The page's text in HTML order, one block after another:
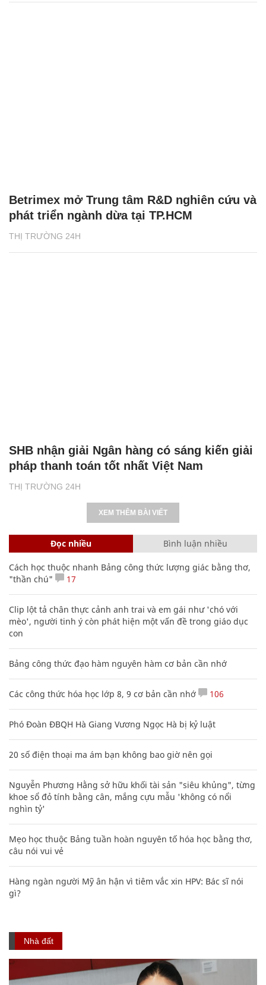
THỊ TRƯỜNG 24H
Betrimex mở Trung tâm R&D nghiên cứu và
phát triển ngành dừa tại TP.HCM
THỊ TRƯỜNG 24H
SHB nhận giải Ngân hàng có sáng kiến giải
pháp thanh toán tốt nhất Việt Nam
XEM THÊM BÀI VIẾT
Đọc nhiều Bình luận nhiều
Cách học thuộc nhanh Bảng công thức lượng giác bằng thơ,
"thần chú"
17
Clip lột tả chân thực cảnh anh trai và em gái như 'chó với
mèo', người tinh ý còn phát hiện một vấn đề trong giáo dục
con
Bảng công thức đạo hàm nguyên hàm cơ bản cần nhớ
Các công thức hóa học lớp 8, 9 cơ bản cần nhớ 106
Phó Đoàn ĐBQH Hà Giang Vương Ngọc Hà bị kỷ luật
20 số điện thoại ma ám bạn không bao giờ nên gọi
Nguyễn Phương Hằng sở hữu khối tài sản "siêu khủng", từng
khoe sổ đỏ tính bằng cân, mắng cựu mẫu 'không có nổi
nghìn tỷ'
Mẹo học thuộc Bảng tuần hoàn nguyên tố hóa học bằng thơ,
câu nói vui vẻ
Hàng ngàn người Mỹ ân hận vì tiêm vắc xin HPV: Bác sĩ nói
gì?
Nhà đất